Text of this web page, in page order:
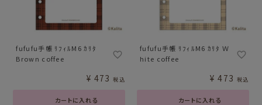
fufufu手帳 ﾘﾌｨﾙM6 ｶﾘﾀ
Brown coffee
カートに入れる
¥ 473 税込
fufufu手帳 ﾘﾌｨﾙM6 ｶﾘﾀ Ｗ
hite coffee
カートに入れる
¥ 473 税込